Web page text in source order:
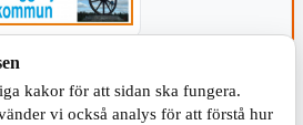
kakor för att sidan ska fungera.
vi också analys för att förstå hur